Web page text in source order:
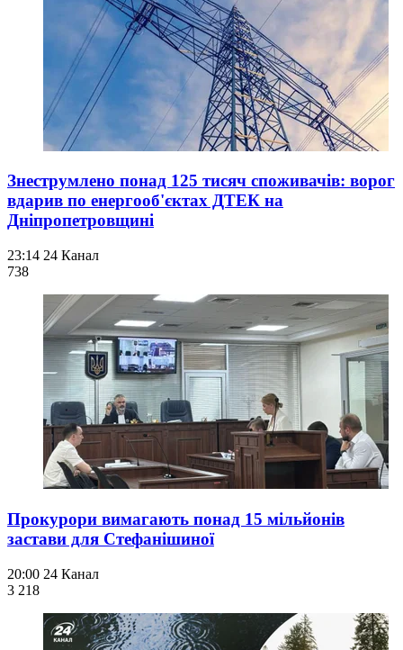
Знеструмлено понад 125 тисяч споживачів: ворог
вдарив по енергооб'єктах ДТЕК на
Дніпропетровщині
23:14 24 Канал
738
Прокурори вимагають понад 15 мільйонів
застави для Стефанішиної
20:00 24 Канал
3 218